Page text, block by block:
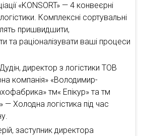
«KONSORT» — 4 конвеєрні
Комплексні сортувальні
пришвидшити,
та раціоналізувати ваші процеси
директор з логістики ТОВ
компанія» «Володимир-
тм« Епікур» та тм
— Холодна логістика під час
заступник директора